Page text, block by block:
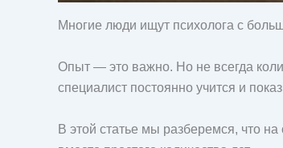
Многие люди ищут психолога с
Опыт — это важно. Но не всегда
специалист постоянно учится и
В этой статье мы разберемся, что